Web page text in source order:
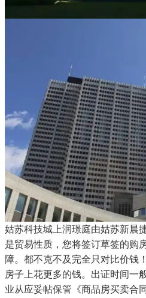
姑苏科技城上润璟庭由姑苏新晨
是贸易性质，您将签订草签的购
障。都不克不及完全只对比价钱
房子上花更多的钱。出证时间一
业从应妥帖保管《商品房买卖合